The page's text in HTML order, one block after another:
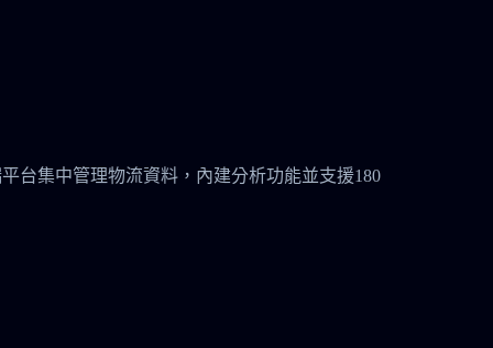
台集中管理物流資料，內建分析功能並支援180